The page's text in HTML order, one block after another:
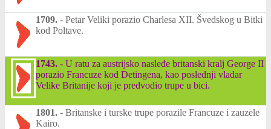
1709. - Petar Veliki porazio Charlesa XII. Švedskog u Bitki
kod Poltave.
1743. - U ratu za austrijsko nasleđe britanski kralj George II
porazio Francuze kod Detingena, kao poslednji vladar
Velike Britanije koji je predvodio trupe u bici.
1801. - Britanske i turske trupe porazile Francuze i zauzele
Kairo.